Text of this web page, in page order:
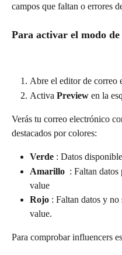
campos que faltan o errores
Para activar el modo
Abre el editor de correo
Activa Preview en la
Verás tu correo electrónico
destacados por colores:
Verde : Datos
Amarillo : Faltan datos
value
Rojo : Faltan datos y
value.
Para comprobar influencers